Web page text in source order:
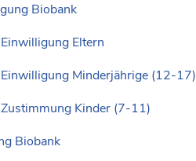
Biobank
Eltern
Minderjährige (12-17)
Kinder (7-11)
Biobank